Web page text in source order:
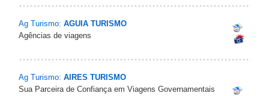
Ag Turismo: AGUIA TURISMO
Agências de viagens
Ag Turismo: AIRES TURISMO
Sua Parceira de Confiança em Viagens Governamentais